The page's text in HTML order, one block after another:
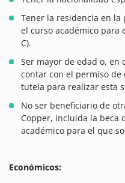
Tener la residencia en
el curso académico para
C).
Ser mayor de edad o, en
contar con el permiso
tutela para realizar esta
No ser beneficiario de
Copper, incluida la beca
académico para el que
Económicos: